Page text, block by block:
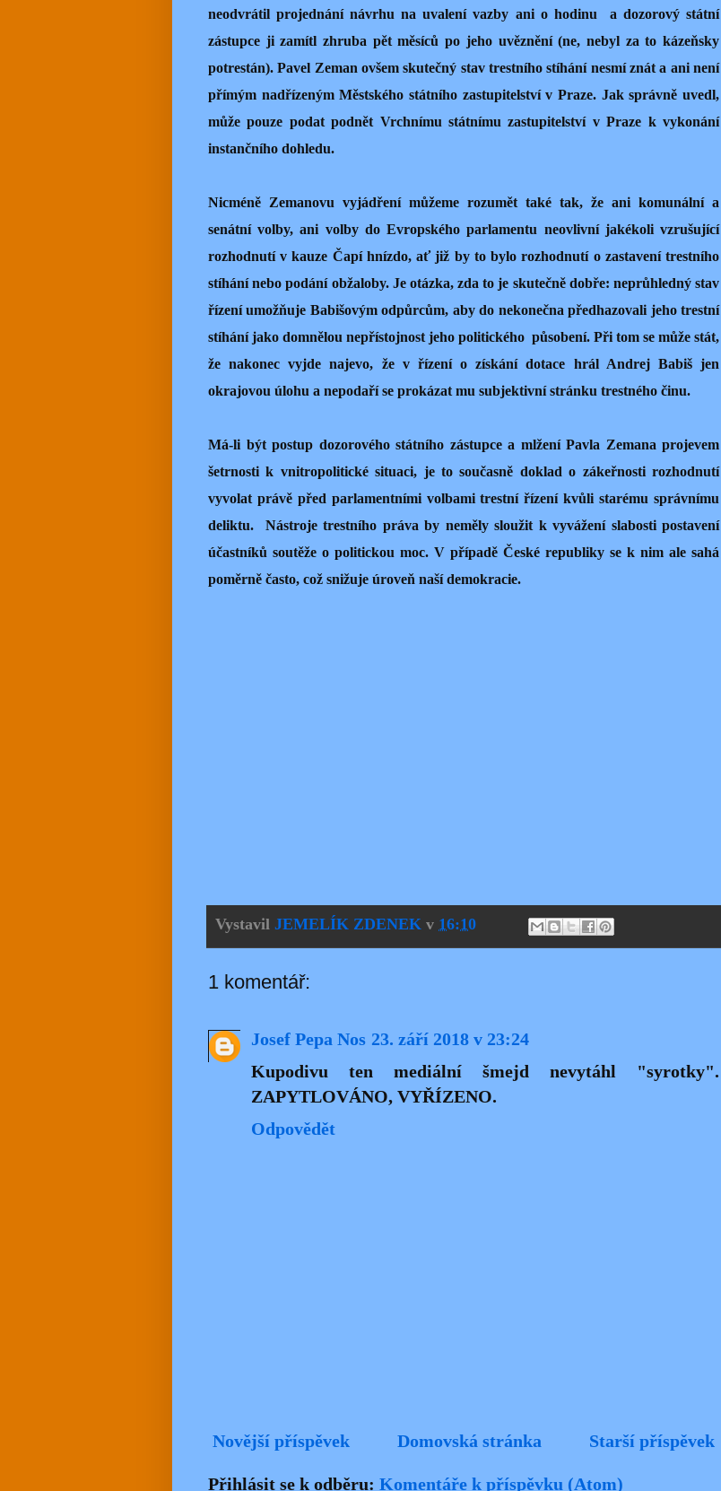
neodvrátil projednání návrhu na uvalení vazby ani o hodinu
a dozorový státní
zástupce ji zamítl zhruba pět měsíců po jeho uvěznění (ne, nebyl za to kázeňsky
potrestán). Pavel Zeman ovšem skutečný stav trestního stíhání nesmí znát a ani není
přímým nadřízeným Městského státního zastupitelství v Praze. Jak správně uvedl,
může pouze podat podnět Vrchnímu státnímu zastupitelství v Praze k vykonání
instančního dohledu.
Nicméně Zemanovu vyjádření můžeme rozumět také tak, že ani komunální a
senátní volby, ani volby do Evropského parlamentu neovlivní jakékoli vzrušující
rozhodnutí v kauze Čapí hnízdo, ať již by to bylo rozhodnutí o zastavení trestního
stíhání nebo podání obžaloby. Je otázka, zda to je skutečně dobře: neprůhledný stav
řízení umožňuje Babišovým odpůrcům, aby do nekonečna předhazovali jeho trestní
stíhání jako domnělou nepřístojnost jeho politického působení. Při tom se může stát,
že nakonec vyjde najevo, že v řízení o získání dotace hrál Andrej Babiš jen
okrajovou úlohu a nepodaří se prokázat mu subjektivní stránku trestného činu.
Má-li být postup dozorového státního zástupce a mlžení Pavla Zemana projevem
šetrnosti k vnitropolitické situaci, je to současně doklad o zákeřnosti rozhodnutí
vyvolat právě před parlamentními volbami trestní řízení kvůli starému správnímu
deliktu.
Nástroje trestního práva by neměly sloužit k vyvážení slabosti postavení
účastníků soutěže o politickou moc. V případě České republiky se k nim ale sahá
poměrně často, což snižuje úroveň naší demokracie.
Vystavil JEMELÍK ZDENEK v 16:10
1 komentář:
Josef Pepa Nos 23. září 2018 v 23:24
Kupodivu ten mediální šmejd nevytáhl "syrotky".
ZAPYTLOVÁNO, VYŘÍZENO.
Odpovědět
Novější příspěvek Starší příspěvek
Domovská stránka
Přihlásit se k odběru: Komentáře k příspěvku (Atom)